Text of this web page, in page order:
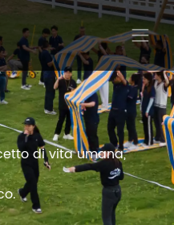
di vita umana,